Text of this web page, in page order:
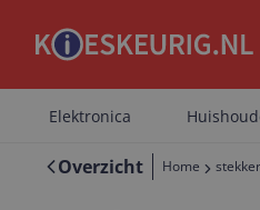
Elektronica
Overzicht Home